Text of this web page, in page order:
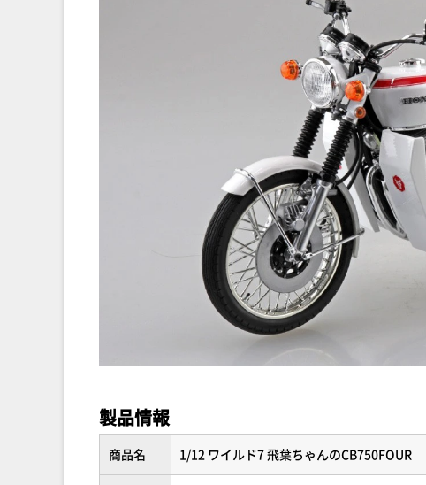
製品情報
商品名 1/12 ワイルド7 飛葉ちゃんのCB750FOUR